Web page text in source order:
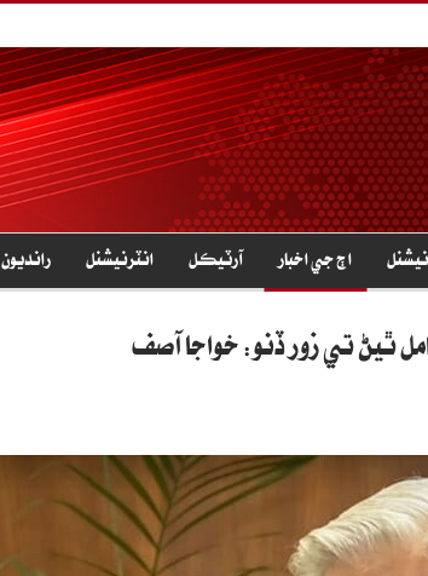
نيشنل اڄ جي اخبار آرٽيڪل انٽرنيشنل رانديون
ٿيڻ تي زور ڏنو: خواجا آصف